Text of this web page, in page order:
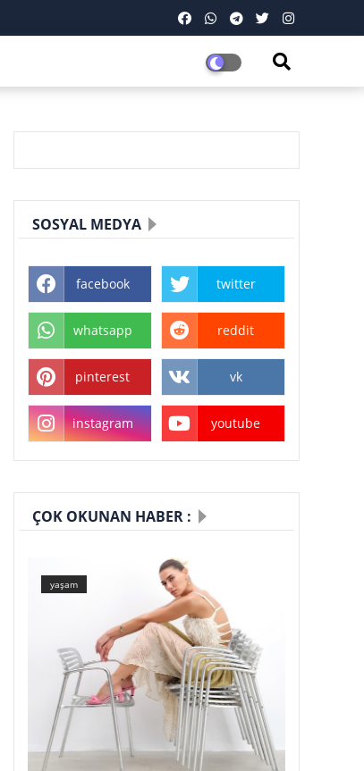
SOSYAL MEDYA
facebook twitter
whatsapp reddit
pinterest vk
instagram youtube
ÇOK OKUNAN HABER :
yaşam